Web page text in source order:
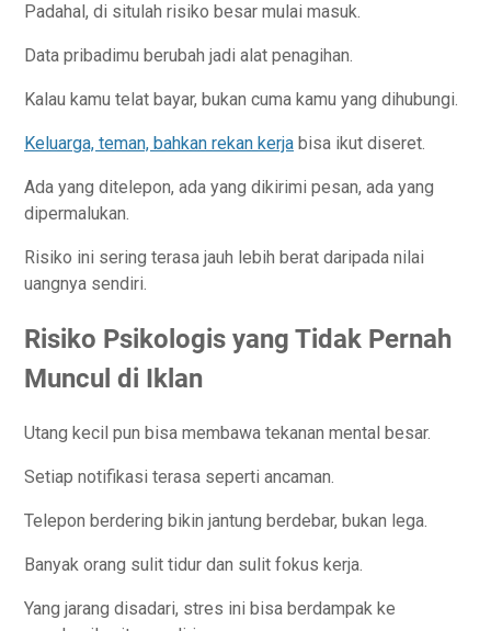
Padahal, di situlah risiko besar mulai masuk.
Data pribadimu berubah jadi alat penagihan.
Kalau kamu telat bayar, bukan cuma kamu yang dihubungi.
Keluarga, teman, bahkan rekan kerja bisa ikut diseret.
Ada yang ditelepon, ada yang dikirimi pesan, ada yang
dipermalukan.
Risiko ini sering terasa jauh lebih berat daripada nilai
uangnya sendiri.
Risiko Psikologis yang Tidak Pernah
Muncul di Iklan
Utang kecil pun bisa membawa tekanan mental besar.
Setiap notifikasi terasa seperti ancaman.
Telepon berdering bikin jantung berdebar, bukan lega.
Banyak orang sulit tidur dan sulit fokus kerja.
Yang jarang disadari, stres ini bisa berdampak ke